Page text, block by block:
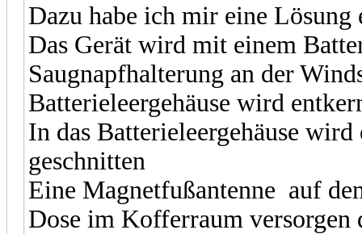
Dazu habe ich mir eine Lösung
Das Gerät wird mit einem
Saugnapfhalterung an der
Batterieleergehäuse wird
In das Batterieleergehäuse
geschnitten
Eine Magnetfußantenne auf
Dose im Kofferraum